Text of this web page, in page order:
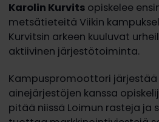
Karolin Kurvits opiskelee
metsätieteitä Viikin
Kurvitsin arkeen kuuluvat
aktiivinen järjestötoiminta.
Kampuspromoottori järjestää
ainejärjestöjen kanssa
pitää niissä Loimun rasteja ja